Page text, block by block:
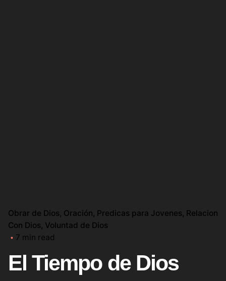
Obrar de Dios Oración Predicas para Jovenes Relacion
Con Dios Voluntad de Dios
7 min read
El Tiempo de Dios